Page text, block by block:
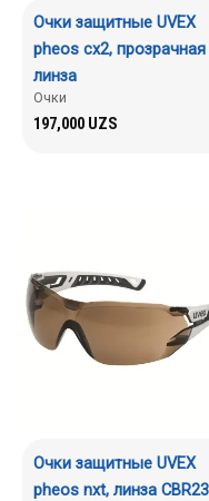
Очки защитные UVEX
pheos сх2, прозрачная
линза
Очки
197,000 UZS
Очки защитные UVEX
pheos nxt, линза CBR23